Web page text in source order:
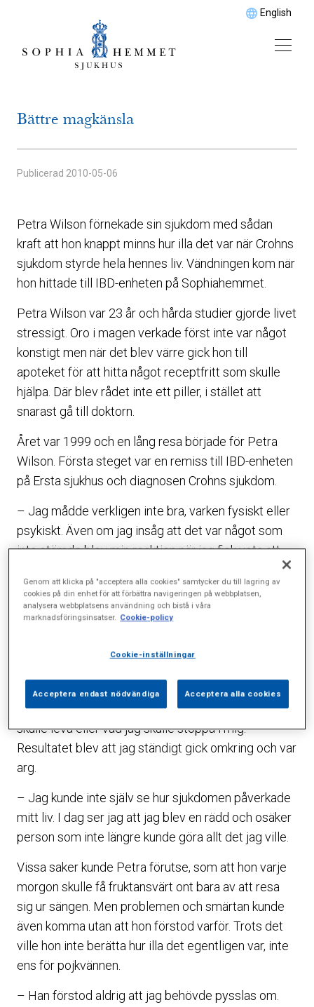
English
Bättre magkänsla
Publicerad 2010-05-06
Petra Wilson förnekade sin sjukdom med sådan
kraft att hon knappt minns hur illa det var när Crohns
sjukdom styrde hela hennes liv. Vändningen kom när
hon hittade till IBD-enheten på Sophiahemmet.
Petra Wilson var 23 år och hårda studier gjorde livet
stressigt. Oro i magen verkade först inte var något
konstigt men när det blev värre gick hon till
apoteket för att hitta något receptfritt som skulle
hjälpa. Där blev rådet inte ett piller, i stället att
snarast gå till doktorn.
Året var 1999 och en lång resa började för Petra
Wilson. Första steget var en remiss till IBD-enheten
på Ersta sjukhus och diagnosen Crohns sjukdom.
– Jag mådde verkligen inte bra, varken fysiskt eller
psykiskt. Även om jag insåg att det var något som
inte stämde blev min reaktion när jag fick veta att
Viljan att inte acceptera sjukdomen gick så långt att
hon gjorde allt det hon visste att hon inte borde.
straffade sig i form av fruktansvärda magsmärtor
skulle det inte få hindra henne.
– Sjukdomen skulle inte få bestämma vilket liv jag
skulle leva eller vad jag skulle stoppa i mig.
Resultatet blev att jag ständigt gick omkring och var
arg.
– Jag kunde inte själv se hur sjukdomen påverkade
mitt liv. I dag ser jag att jag blev en rädd och osäker
person som inte längre kunde göra allt det jag ville.
Vissa saker kunde Petra förutse, som att hon varje
morgon skulle få fruktansvärt ont bara av att resa
sig ur sängen. Men problemen och smärtan kunde
även komma utan att hon förstod varför. Trots det
ville hon inte berätta hur illa det egentligen var, inte
ens för pojkvännen.
– Han förstod aldrig att jag behövde pysslas om.
Genom att klicka på "acceptera alla cookies" samtycker du till lagring av
cookies på din enhet för att förbättra navigeringen på webbplatsen,
analysera webbplatsens användning och bistå i våra
marknadsföringsinsatser. Cookie-policy
Cookie-inställningar
Acceptera endast nödvändiga Acceptera alla cookies